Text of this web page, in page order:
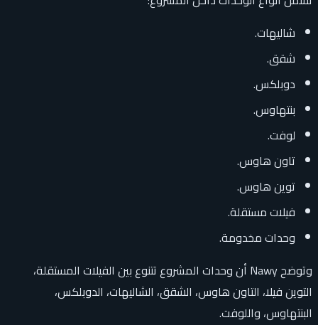
شاليهات.
شقق.
دوبلكس.
بنتهاوس.
لوفت.
تاون هاوس.
توين هاوس.
فيلات مستقلة.
وحدات مخدومة.
وتوضح Nawy أن وحدات المشروع تتنوع بين الفيلات المستقلة،
التوين فيلا، التاون هاوس، الشقق، الشاليهات، الدوبلكس،
البنتهاوس، واللوفت.